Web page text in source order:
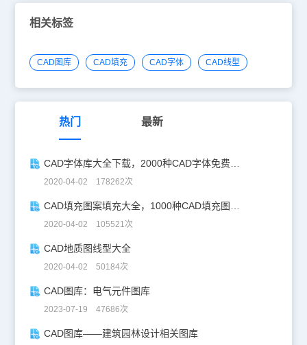
相关标签
CAD图库 CAD填充 CAD字体 CAD线型
热门 最新
2020-04-02 178262次
2020-04-02 105521次
CAD地质图线型大全
2020-04-02 50184次
CAD图库：电气元件图库
2023-07-19 47686次
CAD图库——建筑园林设计相关图库